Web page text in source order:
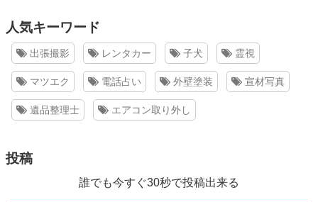
人気キーワード
出張撮影 レンタカー 子犬 霊視
マツエク 電話占い 外壁塗装 宣材写真
遺品整理士 エアコン取り外し
投稿
誰でも今すぐ30秒で投稿出来る